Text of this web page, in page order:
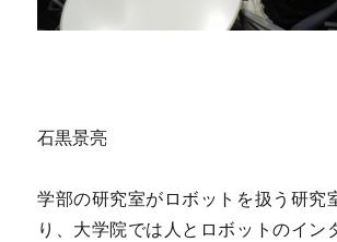
石黒景亮
学部の研究室がロボットを扱う研究
り、大学院では人とロボットのイン